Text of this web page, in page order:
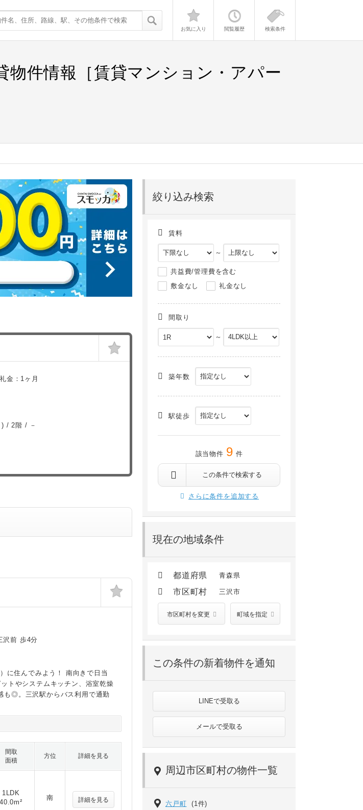
お気に入り 閲覧履歴 検索条件
物件情報［賃貸マンション・アパー
絞り込み検索
賃料
～
共益費/管理費を含む
敷金なし
礼金なし
間取り
～
築年数
駅徒歩
該当物件 9 件
この条件で検索する
さらに条件を追加する
現在の地域条件
都道府県 青森県
市区町村 三沢市
市区町村を変更 町域を指定
この条件の新着物件を通知
LINEで受取る
メールで受取る
周辺市区町村の物件一覧
六戸町 (1件)
金： 1ヶ月
) / 2階 / －
沢前 歩4分
に住んでみよう！ 南向きで日当
トやシステムキッチン、浴室乾燥
も◎。三沢駅からバス利用で通勤
間取
面積
方位 詳細を見る
1LDK
40.0m²
南 詳細を見る